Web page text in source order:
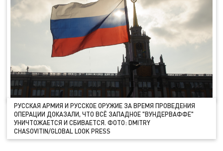
РУССКАЯ АРМИЯ И РУССКОЕ ОРУЖИЕ ЗА ВРЕМЯ ПРОВЕДЕНИЯ
ОПЕРАЦИИ ДОКАЗАЛИ, ЧТО ВСЁ ЗАПАДНОЕ "ВУНДЕРВАФФЕ"
УНИЧТОЖАЕТСЯ И СБИВАЕТСЯ. ФОТО: DMITRY
CHASOVITIN/GLOBAL LOOK PRESS